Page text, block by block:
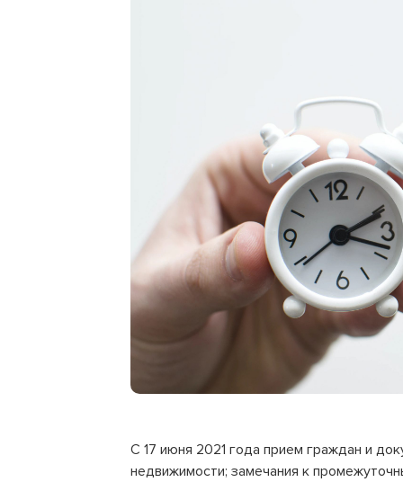
С 17 июня 2021 года прием граждан и
недвижимости; замечания к